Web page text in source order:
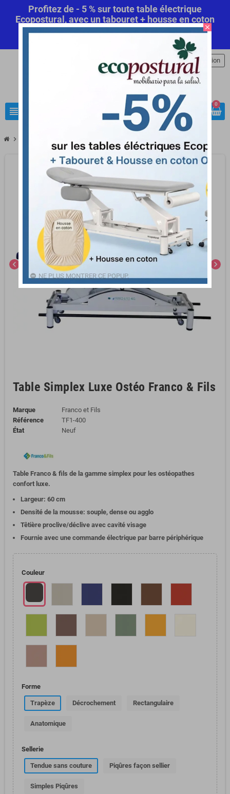
Profitez de - 5 % sur toute table électrique
Ecopostural, avec un tabouret + housse en coton
offert! Code Promo AutomatiqueCommandez
view_headline search
0
person Connexion
chevron_right
chevron_left chevron_right
Table Simplex Luxe Ostéo Franco & Fils
Marque
Franco et Fils
Référence
TF1-400
État
Neuf
Table Franco & fils de la gamme simplex pour les ostéopathes
confort luxe.
Largeur: 60 cm
Densité de la mousse: souple, dense ou agglo
Têtière proclive/déclive avec cavité visage
Fournie avec une commande électrique par barre périphérique
Couleur
Forme
Trapèze Décrochement Rectangulaire
Anatomique
Sellerie
Tendue sans couture Piqûres façon sellier
Simples Piqûres
close
NE PLUS MONTRER CE POPUP.